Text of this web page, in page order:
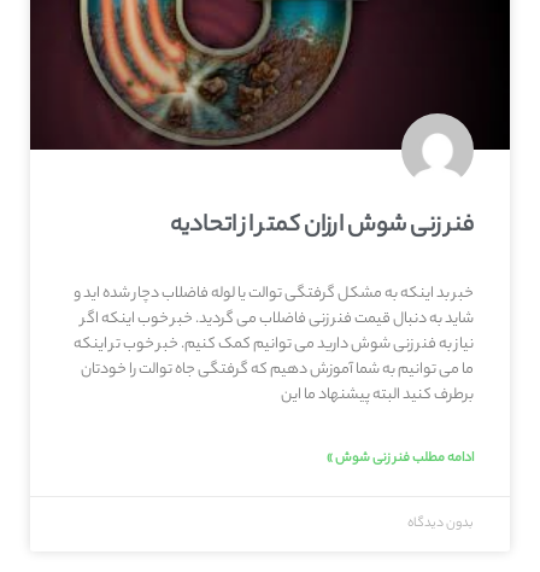
فنر زنی شوش ارزان کمتر از اتحادیه
خبر بد اینکه به مشکل گرفتگی توالت یا لوله فاضلاب دچار شده اید و
شاید به دنبال قیمت فنر زنی فاضلاب می گردید. خبر خوب اینکه اگر
نیاز به فنر زنی شوش دارید می توانیم کمک کنیم. خبر خوب تر اینکه
ما می توانیم به شما آموزش دهیم که گرفتگی جاه توالت را خودتان
برطرف کنید البته پیشنهاد ما این
ادامه مطلب فنر زنی شوش »
بدون دیدگاه